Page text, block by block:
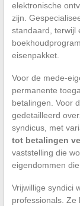
elektronische
zijn.
standaard, terwijl
eisenpakket.
Voor de mede-
permanente
betalingen. Voor
gedetailleerd
syndicus, met
tot betalingen
vaststelling die
eigendommen
Vrijwillige syndici
professionals. Ze